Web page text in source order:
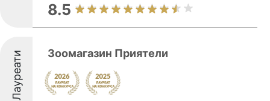
8.5
Лауреати Зоомагазин Приятели